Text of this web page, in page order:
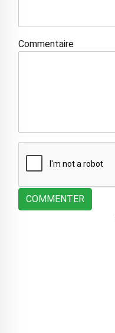
Commentaire
COMMENTER